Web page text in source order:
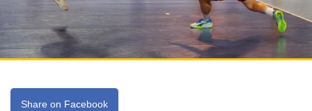
Share on Facebook